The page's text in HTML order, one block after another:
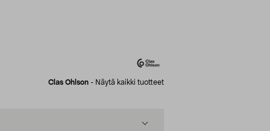
Clas Ohlson - Näytä kaikki tuotteet